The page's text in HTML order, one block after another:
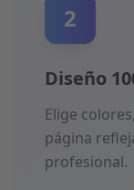
2
Diseño
Elige
página
profesional.